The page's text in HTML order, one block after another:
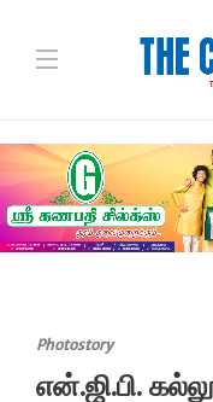
Photostory
என்.ஜி.பி.